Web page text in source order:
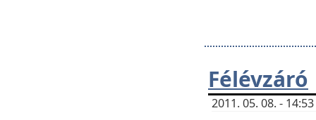
Félévzáró
2011. 05. 08. -